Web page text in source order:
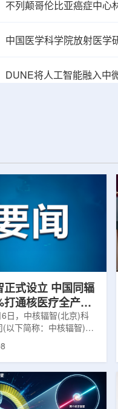
中核辐智正式设立
正式设立 中国同辐
打通核医疗全产业
日，中核辐智(北京)科
(以下简称：中核辐智)正
司由中国同辐股份有限公
组建，中国同辐持股
浙创持股10%。中核辐智
辐核医学发展中心业